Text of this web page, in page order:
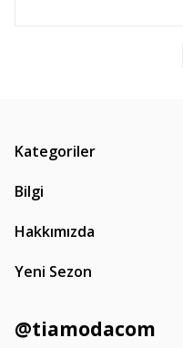
Kategoriler
Bilgi
Hakkımızda
Yeni Sezon
@tiamodacom